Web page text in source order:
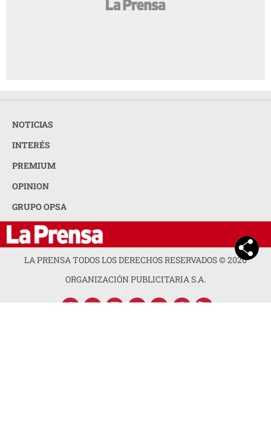
NOTICIAS
INTERÉS
PREMIUM
OPINION
GRUPO OPSA
LA PRENSA TODOS LOS DERECHOS RESERVADOS ©2026
ORGANIZACIÓN PUBLICITARIA S.A.